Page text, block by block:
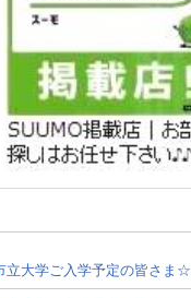
立大学ご入学予定の皆さま☆